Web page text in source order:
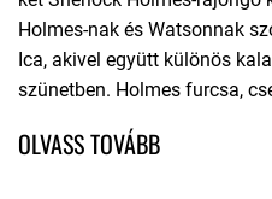
Holmes-nak és Watsonnak
Ica, akivel együtt különös
szünetben. Holmes furcsa,